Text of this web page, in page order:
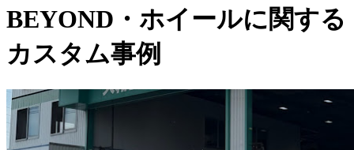
BEYOND・ホイールに関する
カスタム事例